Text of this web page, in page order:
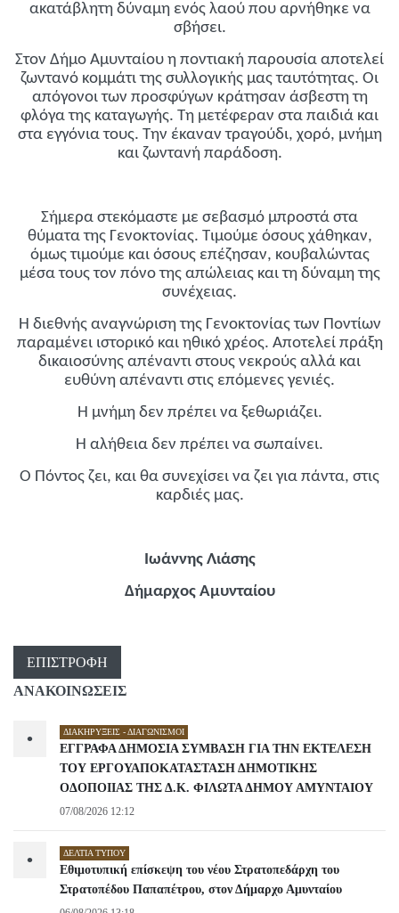
ακατάβλητη δύναμη ενός λαού που αρνήθηκε να
σβήσει.
Στον Δήμο Αμυνταίου η ποντιακή παρουσία αποτελεί
ζωντανό κομμάτι της συλλογικής μας ταυτότητας. Οι
απόγονοι των προσφύγων κράτησαν άσβεστη τη
φλόγα της καταγωγής. Τη μετέφεραν στα παιδιά και
στα εγγόνια τους. Την έκαναν τραγούδι, χορό, μνήμη
και ζωντανή παράδοση.
Σήμερα στεκόμαστε με σεβασμό μπροστά στα
θύματα της Γενοκτονίας. Τιμούμε όσους χάθηκαν,
όμως τιμούμε και όσους επέζησαν, κουβαλώντας
μέσα τους τον πόνο της απώλειας και τη δύναμη της
συνέχειας.
Η διεθνής αναγνώριση της Γενοκτονίας των Ποντίων
παραμένει ιστορικό και ηθικό χρέος. Αποτελεί πράξη
δικαιοσύνης απέναντι στους νεκρούς αλλά και
ευθύνη απέναντι στις επόμενες γενιές.
Η μνήμη δεν πρέπει να ξεθωριάζει.
Η αλήθεια δεν πρέπει να σωπαίνει.
Ο Πόντος ζει, και θα συνεχίσει να ζει για πάντα, στις
καρδιές μας.
Ιωάννης Λιάσης
Δήμαρχος Αμυνταίου
ΕΠΙΣΤΡΟΦΉ
ΑΝΑΚΟΙΝΩΣΕΙΣ
• ΔΙΑΚΗΡΎΞΕΙΣ - ΔΙΑΓΩΝΙΣΜΟΊ
ΕΓΓΡΑΦΑ ΔΗΜΟΣΙΑ ΣΥΜΒΑΣΗ ΓΙΑ ΤΗΝ ΕΚΤΕΛΕΣΗ
ΤΟΥ ΕΡΓΟΥΑΠΟΚΑΤΑΣΤΑΣΗ ΔΗΜΟΤΙΚΗΣ
ΟΔΟΠΟΙΙΑΣ ΤΗΣ Δ.Κ. ΦΙΛΩΤΑ ΔΗΜΟΥ ΑΜΥΝΤΑΙΟΥ
07/08/2026 12:12
• ΔΕΛΤΊΑ ΤΎΠΟΥ
Εθιμοτυπική επίσκεψη του νέου Στρατοπεδάρχη του
Στρατοπέδου Παπαπέτρου, στον Δήμαρχο Αμυνταίου